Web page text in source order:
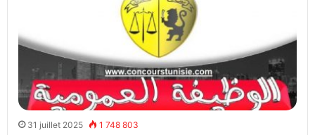
31 juillet 2025 1 748 803